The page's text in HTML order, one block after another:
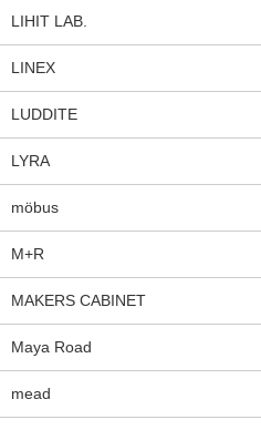
LIHIT LAB.
LINEX
LUDDITE
LYRA
möbus
M+R
MAKERS CABINET
Maya Road
mead